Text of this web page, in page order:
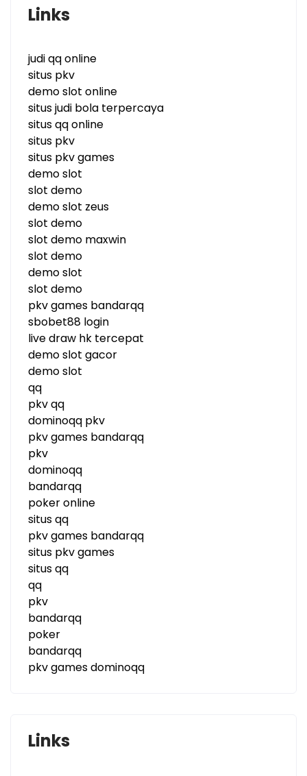
Links
judi qq online
situs pkv
demo slot online
situs judi bola terpercaya
situs qq online
situs pkv
situs pkv games
demo slot
slot demo
demo slot zeus
slot demo
slot demo maxwin
slot demo
demo slot
slot demo
pkv games bandarqq
sbobet88 login
live draw hk tercepat
demo slot gacor
demo slot
qq
pkv qq
dominoqq pkv
pkv games bandarqq
pkv
dominoqq
bandarqq
poker online
situs qq
pkv games bandarqq
situs pkv games
situs qq
qq
pkv
bandarqq
poker
bandarqq
pkv games dominoqq
Links